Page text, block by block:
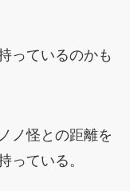
っているのかも
ノ怪との距離を
っている。